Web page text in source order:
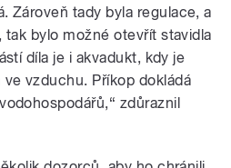
Zároveň tady byla regulace, a
bylo možné otevřít stavidla
díla je i akvadukt, kdy je
vzduchu. Příkop dokládá
zdůraznil